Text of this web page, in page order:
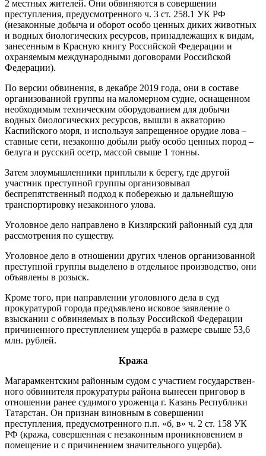
2 местных жителей. Они обвиняют­ся в совершении
преступления, предусмотренного ч. 3 ст. 258.1 УК РФ
(незаконные добыча и оборот особо ценных диких животных
и водных биологических ресурсов, принадлежащих к видам,
занесен­ным в Красную книгу Российской Федерации и
охраняемым между­народными договорами Россий­ской
Федерации).
По версии обвинения, в декабре 2019 года, они в составе
органи­зованной группы на маломерном судне, оснащенном
необходимым техническим оборудованием для добычи
водных биологических ресурсов, вышли в акваторию
Каспийского моря, и используя запрещенное орудие лова –
став­ные сети, незаконно добыли рыбу особо ценных пород –
белуга и русский осетр, массой свыше 1 тонны.
Затем злоумышленники приплы­ли к берегу, где другой
участник преступной группы организовывал
беспрепятственный подход к по­бережью и дальнейшую
транспор­тировку незаконного улова.
Уголовное дело направлено в Кизлярский районный суд для
рас­смотрения по существу.
Уголовное дело в отношении других членов организованной
преступной группы выделено в от­дельное производство, они
объяв­лены в розыск.
Кроме того, при направлении уголовного дела в суд
прокурату­рой города предъявлено исковое заявление о
взыскании с обвиняе­мых в пользу Российской Федера­ции
причиненного преступлением ущерба в размере свыше 53,6
млн. рублей.
Кража
Магарамкентским районным судом с участием государствен­
ного обвинителя прокуратуры района вынесен приговор в
отно­шении ранее судимого уроженца г. Казань Республики
Татарстан. Он признан виновным в совер­шении
преступления, предусмо­тренного п.п. «б, в» ч. 2 ст. 158 УК
РФ (кража, совершенная с неза­конным проникновением в
поме­щение и с причинением значи­тельного ущерба).